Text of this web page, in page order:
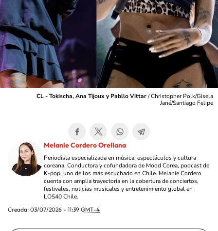
CL - Tokischa, Ana Tijoux y Pabllo Vittar/Christopher Polk/Gisela
Jané/Santiago Felipe
Melanie Cordero Orellana
Periodista especializada en música, espectáculos y cultura
coreana. Conductora y cofundadora de Mood Corea, podcast de
K-pop, uno de los más escuchado en Chile. Melanie Cordero
cuenta con amplia trayectoria en la cobertura de conciertos,
festivales, noticias musicales y entretenimiento global en
LOS40 Chile.
Creada: 03/07/2026 - 11:39 GMT-4